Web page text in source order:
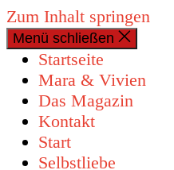
Zum Inhalt springen
Menü schließen
Startseite
Mara & Vivien
Das Magazin
Kontakt
Start
Selbstliebe